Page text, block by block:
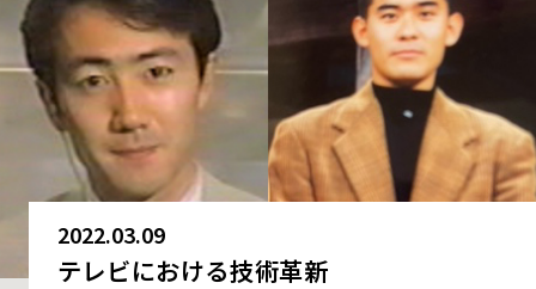
2022.03.09
テレビにおける技術革新